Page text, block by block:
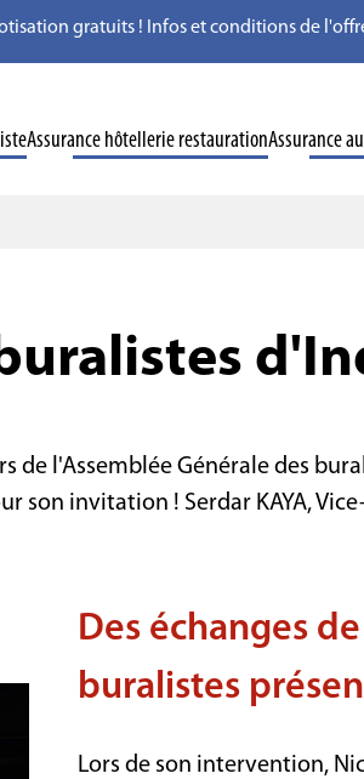
gratuits ! Infos et conditions de
Assurance hôtellerie restaurationAssurance
de l'Assemblée Générale des
son invitation ! Serdar KAYA,
Des échanges
buralistes
Lors de son intervention,